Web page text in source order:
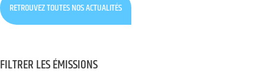
RETROUVEZ TOUTES NOS ACTUALITÉS
FILTRER LES ÉMISSIONS